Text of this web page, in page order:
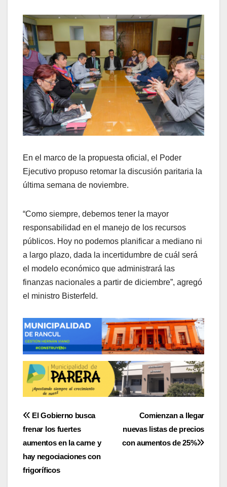
En el marco de la propuesta oficial, el Poder
Ejecutivo propuso retomar la discusión paritaria la
última semana de noviembre.
“Como siempre, debemos tener la mayor
responsabilidad en el manejo de los recursos
públicos. Hoy no podemos planificar a mediano ni
a largo plazo, dada la incertidumbre de cuál será
el modelo económico que administrará las
finanzas nacionales a partir de diciembre”, agregó
el ministro Bisterfeld.
Navegación
de
entradas
Comienzan a llegar
nuevas listas de precios
con aumentos de 25%
El Gobierno busca
frenar los fuertes
aumentos en la carne y
hay negociaciones con
frigoríficos